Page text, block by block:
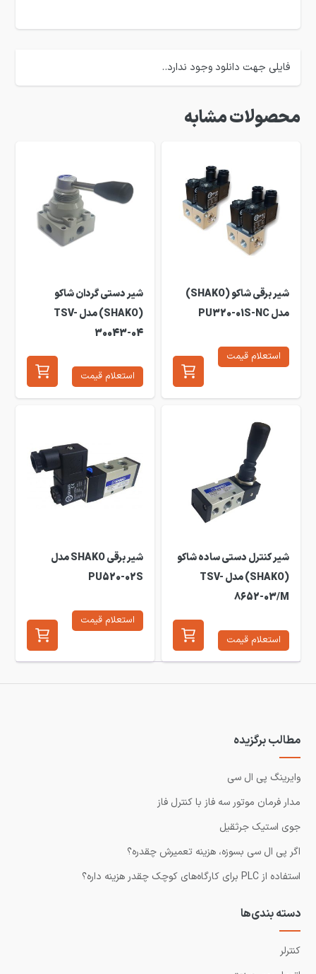
فایلی جهت دانلود وجود ندارد..
محصولات مشابه
شیر برقی شاکو (SHAKO)
مدل PU320-01S-NC
استعلام قیمت
شیر دستی گردان شاکو
(SHAKO) مدل TSV-
30043-04
استعلام قیمت
شیر کنترل دستی ساده شاکو
(SHAKO) مدل TSV-
8652-03/M
استعلام قیمت
شیر برقی SHAKO مدل
PU520-02S
استعلام قیمت
مطالب برگزیده
وایرینگ پی ال سی
مدار فرمان موتور سه فاز با کنترل فاز
جوی استیک جرثقیل
اگر پی ال سی بسوزه، هزینه تعمیرش چقدره؟
استفاده از PLC برای کارگاه‌های کوچک چقدر هزینه داره؟
دسته بندی‌ها
کنترلر